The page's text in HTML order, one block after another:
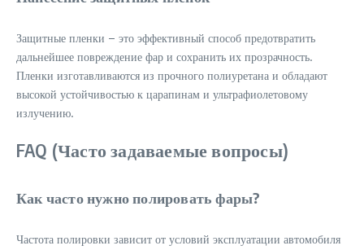
Защитные пленки – это эффективный способ предотвратить
дальнейшее повреждение фар и сохранить их прозрачность.
Пленки изготавливаются из прочного полиуретана и обладают
высокой устойчивостью к царапинам и ультрафиолетовому
излучению.
FAQ (Часто задаваемые вопросы)
Как часто нужно полировать фары?
Частота полировки зависит от условий эксплуатации автомобиля